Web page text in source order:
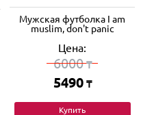
Мужская футболка I am
muslim, don't panic
Цена:
6000₸
5490 ₸
Купить